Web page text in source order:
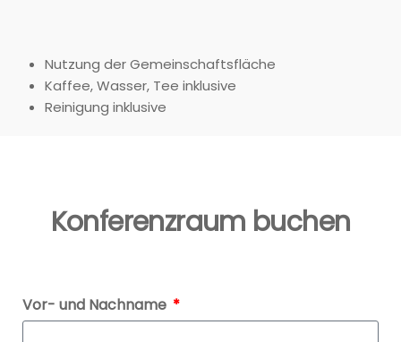
Nutzung der Gemeinschaftsfläche
Kaffee, Wasser, Tee inklusive
Reinigung inklusive
Konferenzraum buchen
Vor- und Nachname